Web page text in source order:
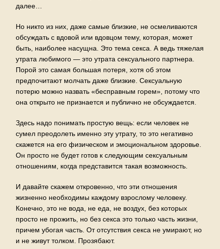
далее…
Но никто из них, даже самые близкие, не осмеливаются
обсуждать с вдовой или вдовцом тему, которая, может
быть, наиболее насущна. Это тема секса. А ведь тяжелая
утрата любимого — это утрата сексуального партнера.
Порой это самая большая потеря, хотя об этом
предпочитают молчать даже близкие. Сексуальную
потерю можно назвать «бесправным горем», потому что
она открыто не признается и публично не обсуждается.
Здесь надо понимать простую вещь: если человек не
сумел преодолеть именно эту утрату, то это негативно
скажется на его физическом и эмоциональном здоровье.
Он просто не будет готов к следующим сексуальным
отношениям, когда представится такая возможность.
И давайте скажем откровенно, что эти отношения
жизненно необходимы каждому взрослому человеку.
Конечно, это не вода, не еда, не воздух, без которых
просто не прожить, но без секса это только часть жизни,
причем убогая часть. От отсутствия секса не умирают, но
и не живут толком. Прозябают.